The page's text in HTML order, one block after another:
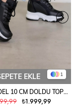
1
EKLE
FELİSA MODEL 10 CM DOLDU TOPUK YENİ SEZON SNEAKERS SPOR AYAKKABI SYH.FİLE
₺1.999,99